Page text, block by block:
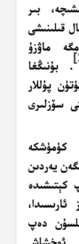
بىر
قىلىنىشى
ماۋزۇ
. بۇنىڭغا
پۇللار
سۆزلىرى
يەردىن
كېتىشىدە
دەپ